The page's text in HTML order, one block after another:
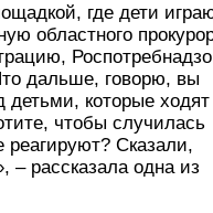
где дети
областного
дальше, говорю, вы
детьми, которые
чтобы случилась
реагируют? Сказали,
– рассказала одна из